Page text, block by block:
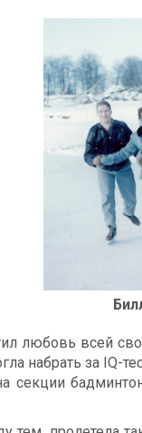
любовь всей
набрать за IQ-
секции